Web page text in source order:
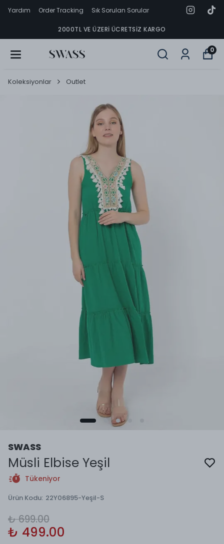
Yardım Order Tracking Sık Sorulan Sorular
2000TL VE ÜZERI ÜCRETSIZ KARGO
0
Koleksiyonlar Outlet
SWASS
Müsli Elbise Yeşil
Tükeniyor
Ürün Kodu: 22Y06895-Yeşil-S
₺ 699.00
₺ 499.00